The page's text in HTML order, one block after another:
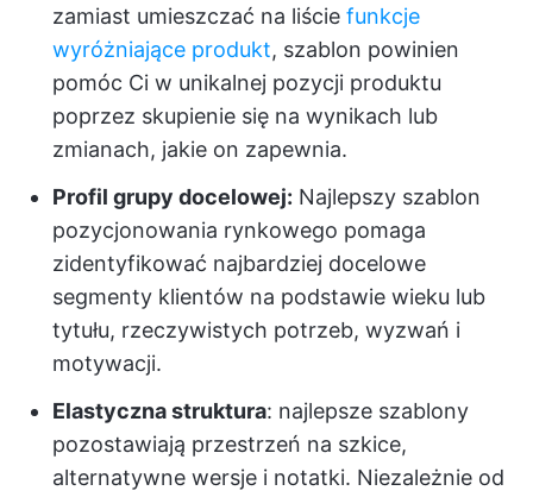
zamiast umieszczać na liście funkcje
wyróżniające produkt, szablon powinien
pomóc Ci w unikalnej pozycji produktu
poprzez skupienie się na wynikach lub
zmianach, jakie on zapewnia.
Profil grupy docelowej: Najlepszy szablon
pozycjonowania rynkowego pomaga
zidentyfikować najbardziej docelowe
segmenty klientów na podstawie wieku lub
tytułu, rzeczywistych potrzeb, wyzwań i
motywacji.
Elastyczna struktura: najlepsze szablony
pozostawiają przestrzeń na szkice,
alternatywne wersje i notatki. Niezależnie od